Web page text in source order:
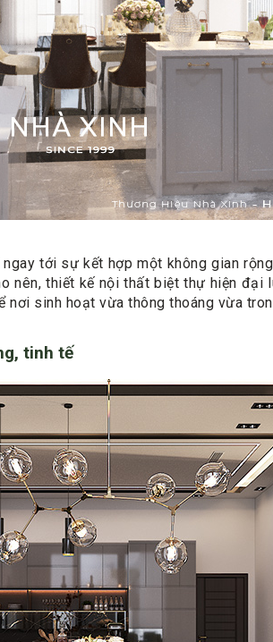
tới sự kết hợp một không gian
nên, thiết kế nội thất biệt thự hiện
nơi sinh hoạt vừa thông thoáng vừa
tinh tế